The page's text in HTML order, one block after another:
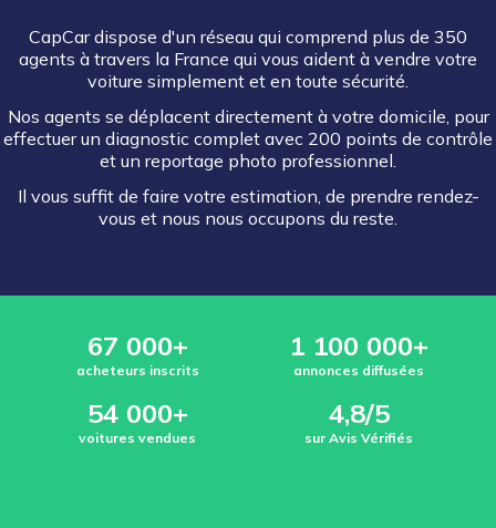
CapCar dispose d'un réseau qui comprend plus de 350
agents à travers la France qui vous aident à vendre votre
voiture simplement et en toute sécurité.
Nos agents se déplacent directement à votre domicile, pour
effectuer un diagnostic complet avec 200 points de contrôle
et un reportage photo professionnel.
Il vous suffit de faire votre estimation, de prendre rendez-
vous et nous nous occupons du reste.
67 000+
acheteurs inscrits
1 100 000+
annonces diffusées
54 000+
voitures vendues
4,8/5
sur Avis Vérifiés